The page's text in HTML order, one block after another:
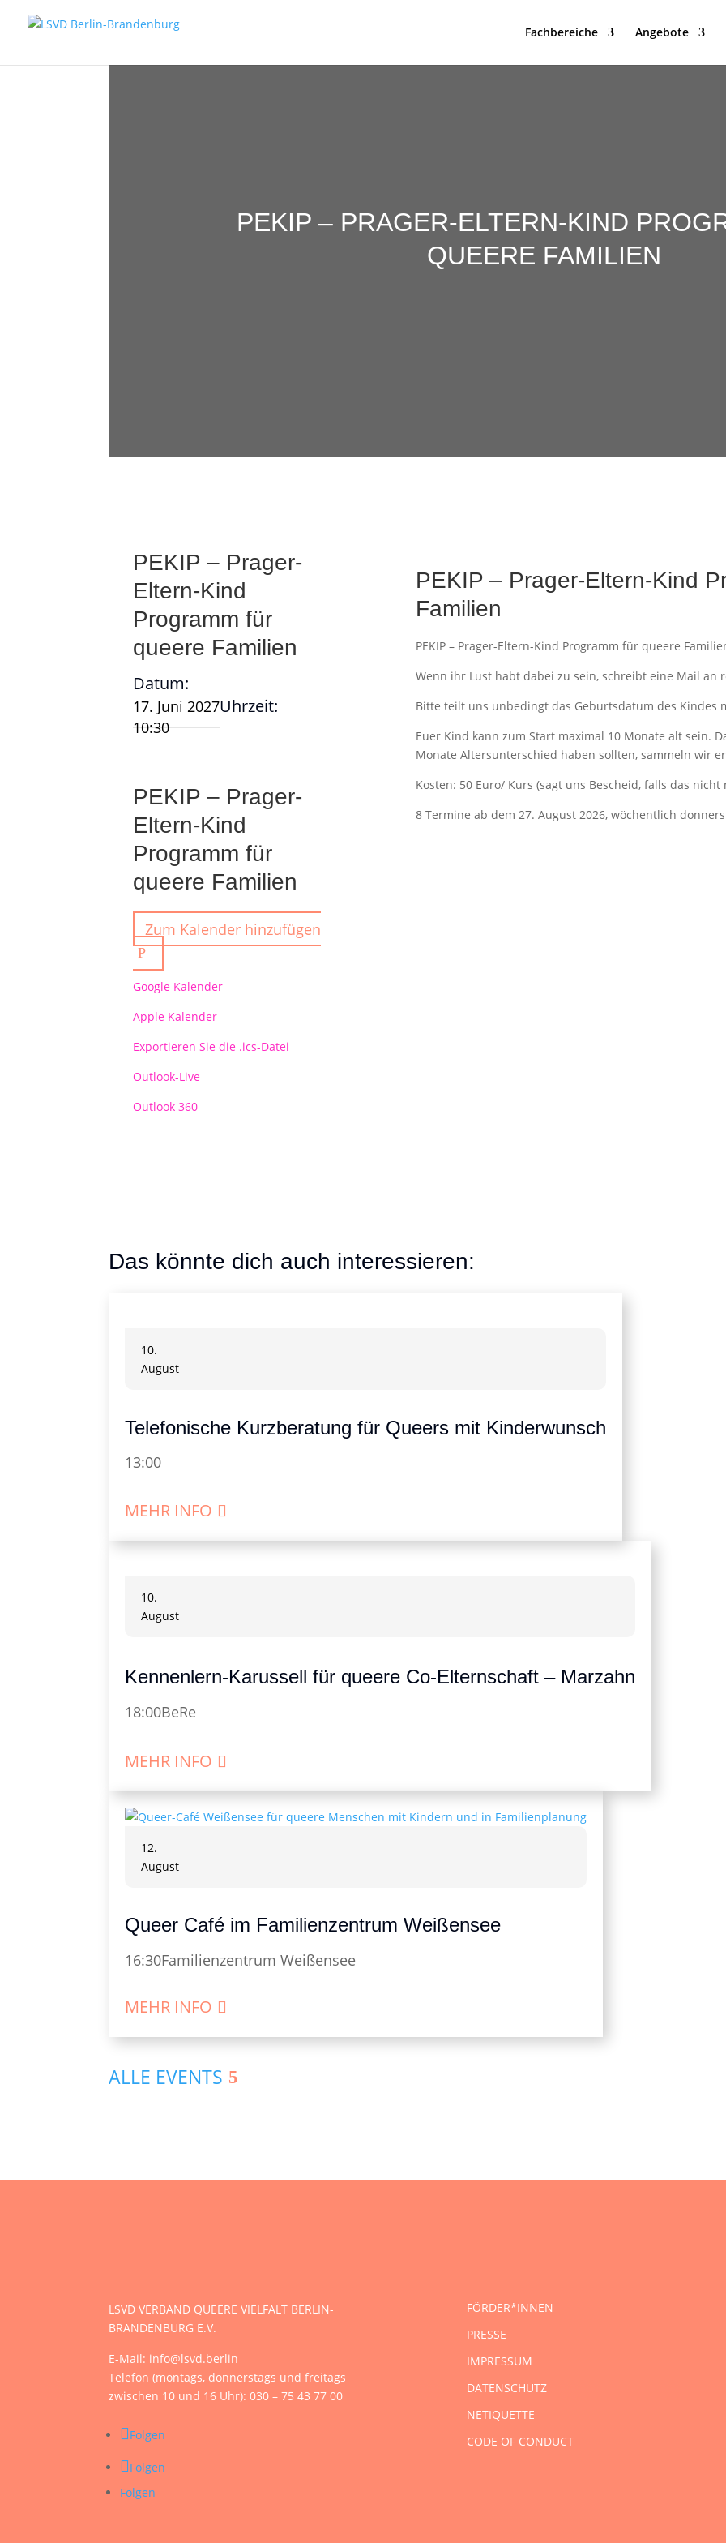
Fachbereiche Angebote
PEKIP – PRAGER-ELTERN-KIND
QUEERE FAMILIEN
PEKIP – Prager-
Eltern-Kind
Programm für
queere Familien
Datum:
17. Juni 2027Uhrzeit:
10:30
PEKIP – Prager-
Eltern-Kind
Programm für
queere Familien
Zum Kalender hinzufügen
Google Kalender
Apple Kalender
Exportieren Sie die .ics-Datei
Outlook-Live
Outlook 360
PEKIP – Prager-Eltern-Kind
Familien
PEKIP – Prager-Eltern-Kind Programm für queere
Wenn ihr Lust habt dabei zu sein, schreibt eine Mail
Bitte teilt uns unbedingt das Geburtsdatum des Kindes
Euer Kind kann zum Start maximal 10 Monate alt sein.
Monate Altersunterschied haben sollten, sammeln wir
Kosten: 50 Euro/ Kurs (sagt uns Bescheid, falls das nicht
8 Termine ab dem 27. August 2026,wöchentlich
Das könnte dich auch interessieren:
10.
August
Telefonische Kurzberatung für Queers mit Kinderwunsch
13:00
MEHR INFO
10.
August
Kennenlern-Karussell für queere Co-Elternschaft – Marzahn
18:00BeRe
MEHR INFO
12.
August
Queer Café im Familienzentrum Weißensee
16:30Familienzentrum Weißensee
MEHR INFO
ALLE EVENTS
LSVD VERBAND QUEERE VIELFALT BERLIN-
BRANDENBURG E.V.
E-Mail: info@lsvd.berlin
Telefon (montags, donnerstags und freitags
zwischen 10 und 16 Uhr): 030 – 75 43 77 00
Folgen
Folgen
Folgen
FÖRDER*INNEN
PRESSE
IMPRESSUM
DATENSCHUTZ
NETIQUETTE
CODE OF CONDUCT